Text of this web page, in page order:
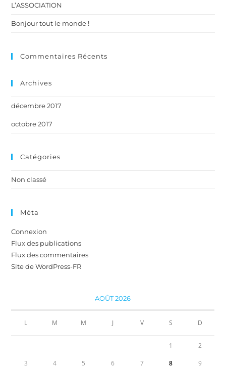
L’ASSOCIATION
Bonjour tout le monde !
Commentaires Récents
Archives
décembre 2017
octobre 2017
Catégories
Non classé
Méta
Connexion
Flux des publications
Flux des commentaires
Site de WordPress-FR
AOÛT 2026
L M M J V S D
1 2
3 4 5 6 7 8 9